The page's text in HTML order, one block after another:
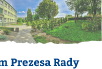
Prezesa Rady